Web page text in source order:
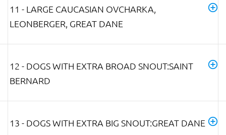
11 - LARGE CAUCASIAN OVCHARKA,
LEONBERGER, GREAT DANE
12 - DOGS WITH EXTRA BROAD SNOUT:SAINT
BERNARD
13 - DOGS WITH EXTRA BIG SNOUT:GREAT DANE